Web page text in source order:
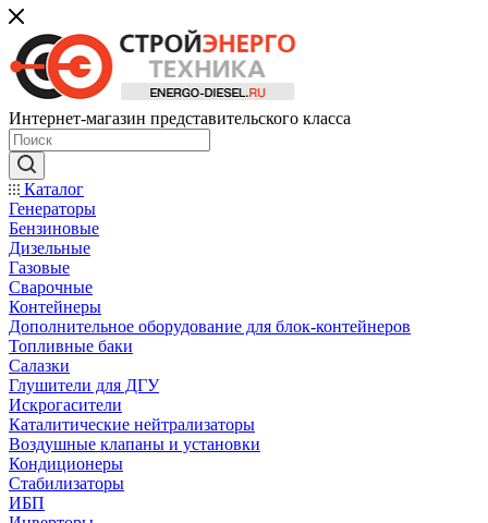
Интернет-магазин представительского класса
Каталог
Генераторы
Бензиновые
Дизельные
Газовые
Сварочные
Контейнеры
Дополнительное оборудование для блок-контейнеров
Топливные баки
Салазки
Глушители для ДГУ
Искрогасители
Каталитические нейтрализаторы
Воздушные клапаны и установки
Кондиционеры
Стабилизаторы
ИБП